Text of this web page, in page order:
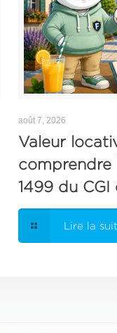
août 7, 2026
Valeur
comprendre
1499 du CGI
Lire la